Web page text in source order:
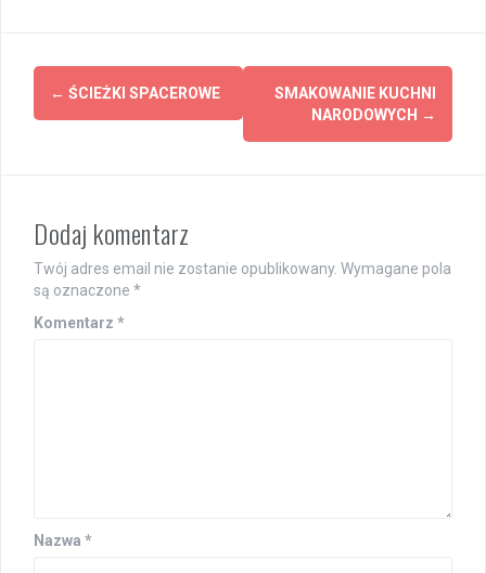
Post
navigation
← ŚCIEŻKI SPACEROWE
SMAKOWANIE KUCHNI
NARODOWYCH →
Dodaj komentarz
Twój adres email nie zostanie opublikowany. Wymagane pola
są oznaczone *
Komentarz *
Nazwa *